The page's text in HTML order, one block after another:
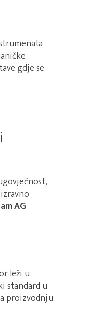
gdje se
AG
leži u
standard u
proizvodnju